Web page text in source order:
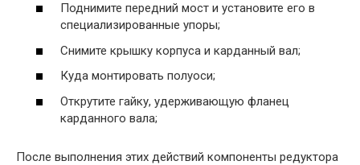
Поднимите передний мост и установите его в
специализированные упоры;
Снимите крышку корпуса и карданный вал;
Куда монтировать полуоси;
Открутите гайку, удерживающую фланец
карданного вала;
После выполнения этих действий компоненты редуктора